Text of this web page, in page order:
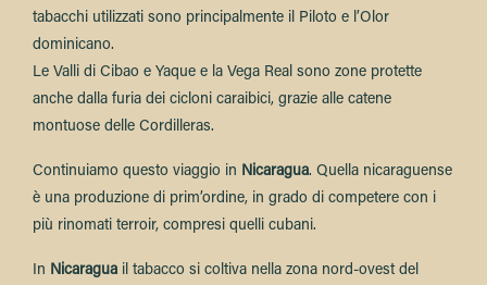
tabacchi utilizzati sono principalmente il Piloto e l’Olor
dominicano.
Le Valli di Cibao e Yaque e la Vega Real sono zone protette
anche dalla furia dei cicloni caraibici, grazie alle catene
montuose delle Cordilleras.
Continuiamo questo viaggio in Nicaragua. Quella nicaraguense
è una produzione di prim’ordine, in grado di competere con i
più rinomati terroir, compresi quelli cubani.
In Nicaragua il tabacco si coltiva nella zona nord-ovest del